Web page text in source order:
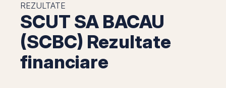
REZULTATE
SCUT SA BACAU
(SCBC) Rezultate
financiare